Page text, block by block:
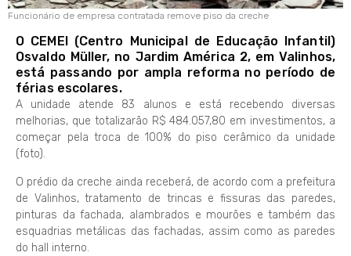
Funcionário de empresa contratada remove piso da creche
O CEMEI (Centro Municipal de Educação Infantil)
Osvaldo Müller, no Jardim América 2, em Valinhos,
está passando por ampla reforma no período de
férias escolares.
A unidade atende 83 alunos e está recebendo diversas
melhorias, que totalizarão R$ 484.057,80 em investimentos, a
começar pela troca de 100% do piso cerâmico da unidade
(foto).
O prédio da creche ainda receberá, de acordo com a prefeitura
de Valinhos, tratamento de trincas e fissuras das paredes,
pinturas da fachada, alambrados e mourões e também das
esquadrias metálicas das fachadas, assim como as paredes
do hall interno.